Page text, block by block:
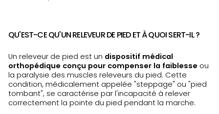
QU'EST-CE QU'UN RELEVEUR DE PIED ET À QUOI SERT-IL ?
Un releveur de pied est un dispositif médical
orthopédique conçu pour compenser la faiblesse ou
la paralysie des muscles releveurs du pied. Cette
condition, médicalement appelée "steppage" ou "pied
tombant", se caractérise par l'incapacité à relever
correctement la pointe du pied pendant la marche.